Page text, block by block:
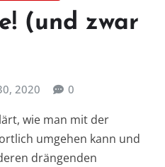
(und zwar
2020 0
wie man mit der
umgehen kann und
drängenden